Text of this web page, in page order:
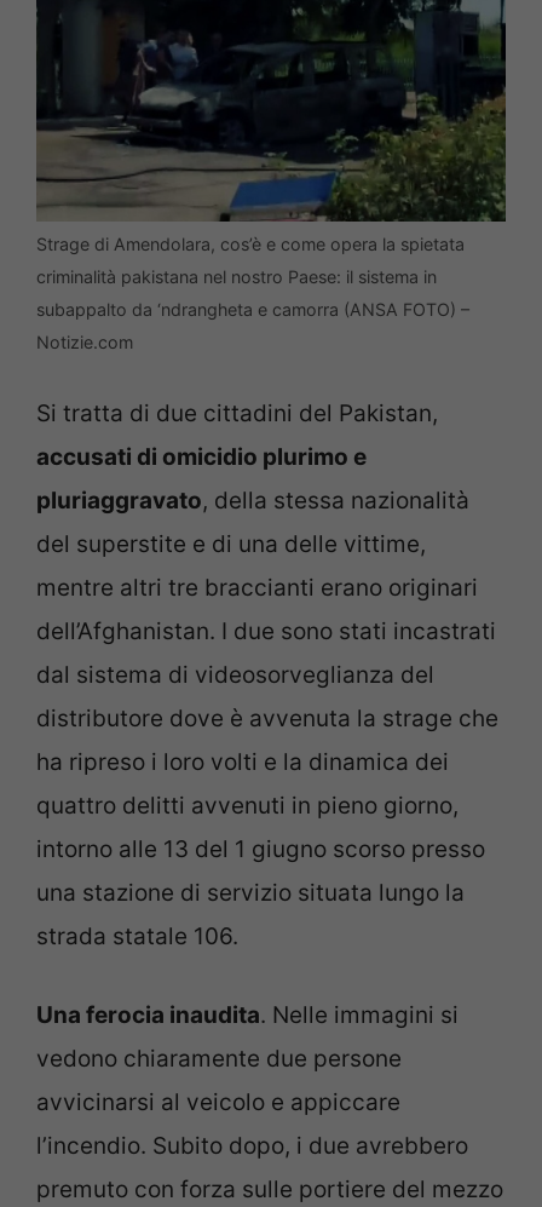
Strage di Amendolara, cos’è e come opera la spietata
criminalità pakistana nel nostro Paese: il sistema in
subappalto da ‘ndrangheta e camorra (ANSA FOTO) –
Notizie.com
Si tratta di due cittadini del Pakistan,
accusati di omicidio plurimo e
pluriaggravato, della stessa nazionalità
del superstite e di una delle vittime,
mentre altri tre braccianti erano originari
dell’Afghanistan. I due sono stati incastrati
dal sistema di videosorveglianza del
distributore dove è avvenuta la strage che
ha ripreso i loro volti e la dinamica dei
quattro delitti avvenuti in pieno giorno,
intorno alle 13 del 1 giugno scorso presso
una stazione di servizio situata lungo la
strada statale 106.
Una ferocia inaudita. Nelle immagini si
vedono chiaramente due persone
avvicinarsi al veicolo e appiccare
l’incendio. Subito dopo, i due avrebbero
premuto con forza sulle portiere del mezzo